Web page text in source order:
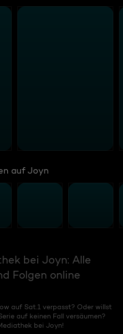
auf Joyn
bei Joyn: Alle
Folgen online
auf Sat.1 verpasst? Oder willst
auf keinen Fall versäumen?
bei Joyn!